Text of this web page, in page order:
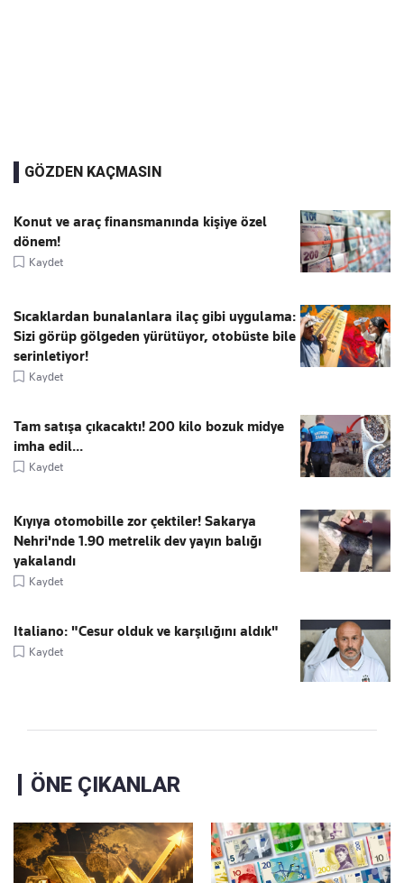
GÖZDEN KAÇMASIN
Konut ve araç finansmanında kişiye özel
dönem!
Kaydet
Sıcaklardan bunalanlara ilaç gibi uygulama:
Sizi görüp gölgeden yürütüyor, otobüste bile
serinletiyor!
Kaydet
Tam satışa çıkacaktı! 200 kilo bozuk midye
imha edil...
Kaydet
Kıyıya otomobille zor çektiler! Sakarya
Nehri'nde 1.90 metrelik dev yayın balığı
yakalandı
Kaydet
Italiano: "Cesur olduk ve karşılığını aldık"
Kaydet
ÖNE ÇIKANLAR